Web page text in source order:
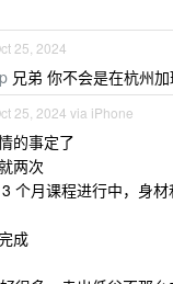
25, 2024
兄弟 你不会是在杭州
25, 2024 via iPhone
的事定了
两次
个月课程进行中，身
成